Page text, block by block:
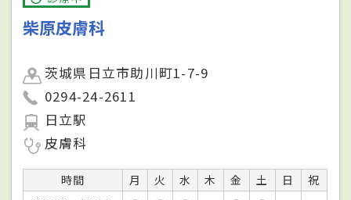
柴原皮膚科
茨城県日立市助川町1-7-9
0294-24-2611
日立駅
皮膚科
時間 月 火 水 木 金 土 日
祝